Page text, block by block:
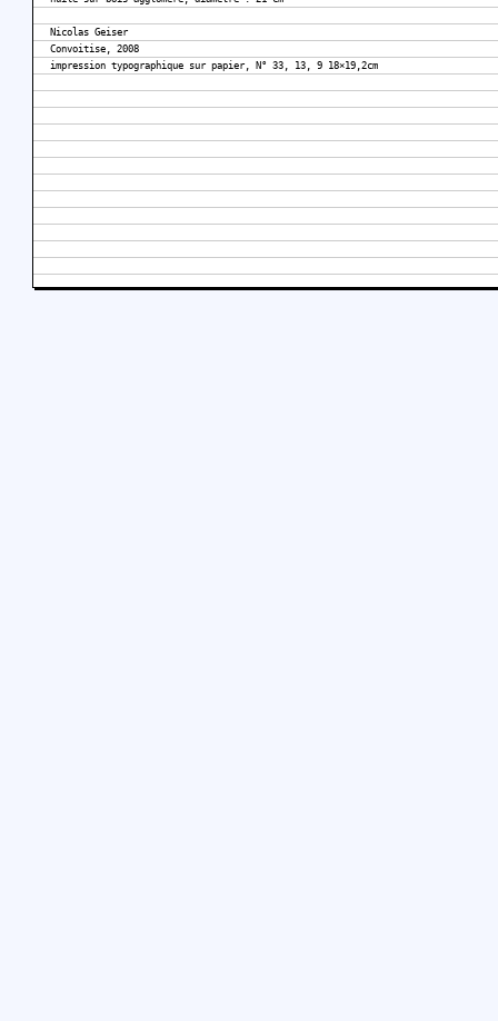
Nicolas Geiser
Convoitise, 2008
impression typographique sur papier, N° 33, 13, 9 18×19,2cm